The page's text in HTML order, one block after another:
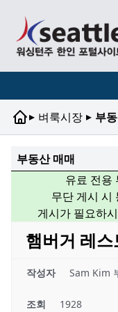
▸ 벼룩시장 ▸ 부
부동산 매매
유료 전용
무단 게시 시
게시가 필요하
햄버거 레
작성자 Sam Kim
조회 1928